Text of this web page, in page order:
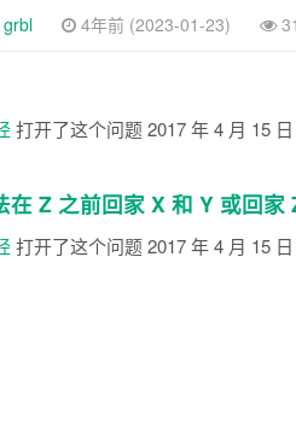
grbl 4年前 (2023-01-23)
打开了这个问题2017 年 4 月 15 日
在 Z 之前回家 X 和 Y 或回家
打开了这个问题2017 年 4 月 15 日